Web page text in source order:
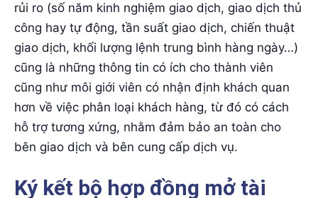
rủi ro (số năm kinh nghiệm giao dịch, giao dịch thủ
công hay tự động, tần suất giao dịch, chiến thuật
giao dịch, khối lượng lệnh trung bình hàng ngày…)
cũng là những thông tin có ích cho thành viên
cũng như môi giới viên có nhận định khách quan
hơn về việc phân loại khách hàng, từ đó có cách
hỗ trợ tương xứng, nhằm đảm bảo an toàn cho
bên giao dịch và bên cung cấp dịch vụ.
Ký kết bộ hợp đồng mở tài